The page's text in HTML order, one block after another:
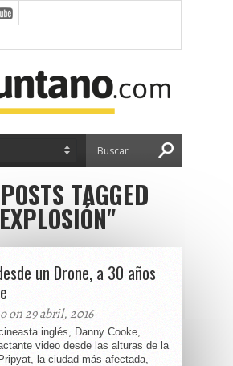
TAGGED
un Drone, a 30 años
on 29 abril, 2016
inglés, Danny Cooke,
video desde las alturas de la
la ciudad más afectada,